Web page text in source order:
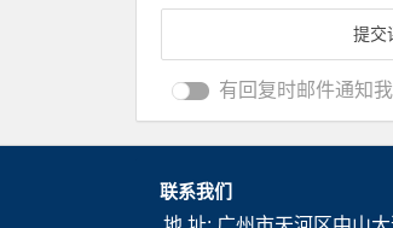
有回复时邮件通知我
联系我们